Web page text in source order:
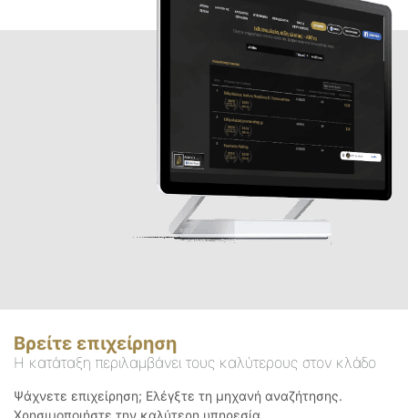
Βρείτε επιχείρηση
Η κατάταξη περιλαμβάνει τους καλύτερους στον κλάδο
Ψάχνετε επιχείρηση; Ελέγξτε τη μηχανή αναζήτησης.
Χρησιμοποιήστε την καλύτερη υπηρεσία